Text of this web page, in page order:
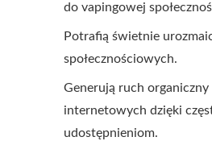
do vapingowej
Potrafią świetnie
społecznościowych.
Generują ruch
internetowych dzięki
udostępnieniom.